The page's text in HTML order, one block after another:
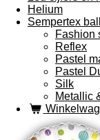
Helium
Sempertex
Fashion
Reflex
Pastel
Pastel
Silk
Metallic